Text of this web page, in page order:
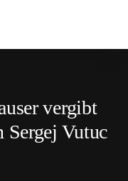
vergibt
Sergej Vutuc